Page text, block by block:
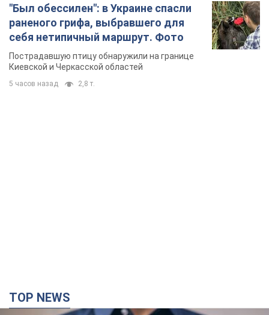
"Был обессилен": в Украине спасли
раненого грифа, выбравшего для
себя нетипичный маршрут. Фото
Пострадавшую птицу обнаружили на границе
Киевской и Черкасской областей
5 часов назад 2,8 т.
TOP NEWS